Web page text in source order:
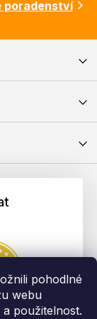
pohodlné
webu
použitelnost.
poradenství